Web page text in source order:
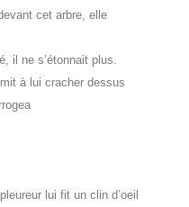
cet arbre, elle
il ne s’étonnait plus.
à lui cracher dessus
lui fit un clin d’oeil